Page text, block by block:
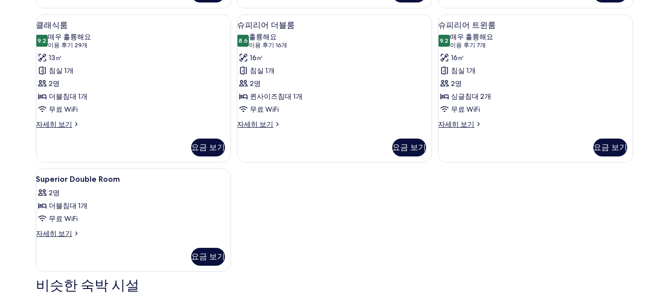
세
히
보
기
클
래
식
룸
사
진
모
두
보
1 개의 침실, 고급 침구, 객실 내 금고, 암막 커튼
5
클래식룸
9.29.2점 만점 중 10점
매우 훌륭해요
이용 후기 29개
(이
용
후
기
29
개)
13㎡
침실 1개
2명
더블침대 1개
무료 WiFi
자세히 보기
클
자
세
히
기
요금 보기
슈
피
리
어
더
블
룸
사
진
보
슈피리어 더블룸 | 1 개의 침실, 고급 침구, 객실 내 금고, 암막 커튼
5
슈피리어 더블룸
8.68.6점 만점 중 10점
훌륭해요
이용 후기 16개
(이
용
후
기
16
개)
16㎡
침실 1개
2명
퀸사이즈침대 1개
무료 WiFi
자세히 보기
슈
더
요금 보기
슈
피
리
어
트
윈
룸
사
진
보
슈피리어 트윈룸 | 1 개의 침실, 고급 침구, 객실
6
슈피리어 트윈룸
9.29.2점 만점 중 10점
매우 훌륭해요
이용 후기 7개
(이
용
후
기
7
개)
16㎡
침실 1개
2명
싱글침대 2개
무료 WiFi
자세히 보기
슈
트
요금 보기
Superior
Double
Room
사
진
모
기
1 개의 침실, 고급 침구, 객실 내 금고, 암막 커튼
5
Superior Double Room
2명
더블침대 1개
무료 WiFi
자세히 보기
Superior
세
보
요금 보기
비슷한 숙박 시설